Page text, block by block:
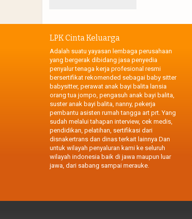
LPK Cinta Keluarga
Adalah suatu yayasan lembaga perusahaan
yang bergerak dibidang jasa penyedia
penyalur tenaga kerja profesional resmi
bersertifikat rekomended sebagai baby sitter
babysitter, perawat anak bayi balita lansia
orang tua jompo, pengasuh anak bayi balita,
suster anak bayi balita, nanny, pekerja
pembantu asisten rumah tangga art prt. Yang
sudah melalui tahapan interview, cek medis,
pendidikan, pelatihan, sertifikasi dari
disnakertrans dan dinas terkait lainnya Dan
untuk wilayah penyaluran kami ke seluruh
wilayah indonesia baik di jawa maupun luar
jawa, dari sabang sampai merauke.